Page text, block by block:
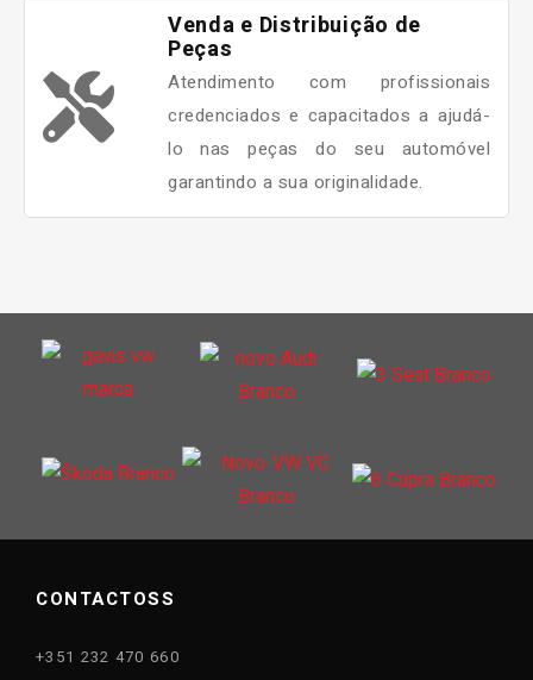
Venda e Distribuição de
Peças
Atendimento com profissionais
credenciados e capacitados a ajudá-
lo nas peças do seu automóvel
garantindo a sua originalidade.
CONTACTOSS
+351 232 470 660